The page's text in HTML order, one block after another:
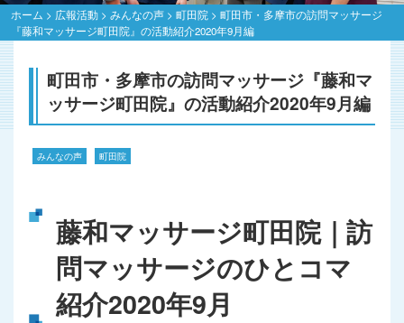
ホーム > 広報活動> みんなの声> 町田院> 町田市・多摩市の訪問マッサージ
『藤和マッサージ町田院』の活動紹介2020年9月編
町田市・多摩市の訪問マッサージ『藤和マ
ッサージ町田院』の活動紹介2020年9月編
みんなの声 町田院
藤和マッサージ町田院｜訪
問マッサージのひとコマ
紹介2020年9月